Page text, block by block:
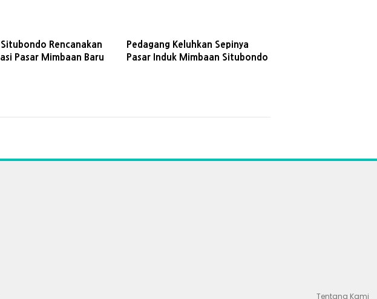
Situbondo Rencanakan
Pasar Mimbaan Baru
Pedagang Keluhkan Sepinya
Pasar Induk Mimbaan Situbondo
Tentang Kami